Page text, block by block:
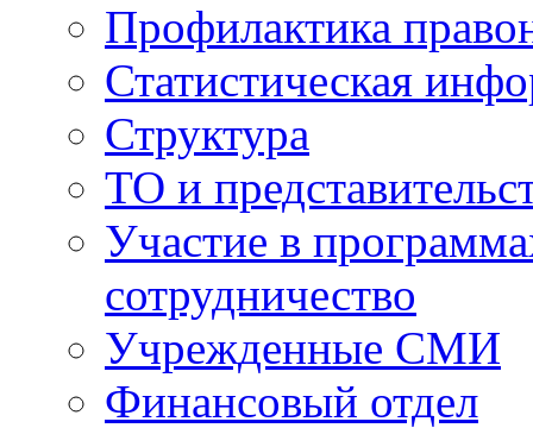
Профилактика
Статистическая
Структура
ТО и
Участие в
сотрудничество
Учрежденные СМИ
Финансовый отдел